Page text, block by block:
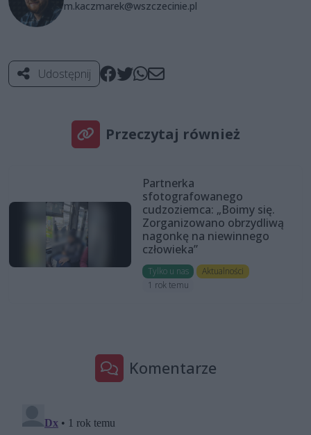
m.kaczmarek@wszczecinie.pl
Udostępnij
Przeczytaj również
Partnerka
sfotografowanego
cudzoziemca: „Boimy się.
Zorganizowano obrzydliwą
nagonkę na niewinnego
człowieka”
Tylko u nas
Aktualności
1 rok temu
Komentarze